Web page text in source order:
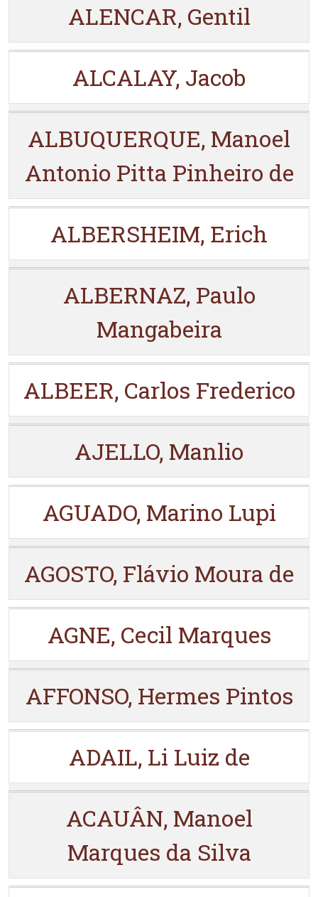
ALENCAR, Gentil
ALCALAY, Jacob
ALBUQUERQUE, Manoel
Antonio Pitta Pinheiro de
ALBERSHEIM, Erich
ALBERNAZ, Paulo
Mangabeira
ALBEER, Carlos Frederico
AJELLO, Manlio
AGUADO, Marino Lupi
AGOSTO, Flávio Moura de
AGNE, Cecil Marques
AFFONSO, Hermes Pintos
ADAIL, Li Luiz de
ACAUÂN, Manoel
Marques da Silva